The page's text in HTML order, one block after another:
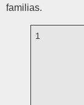
familias.
1